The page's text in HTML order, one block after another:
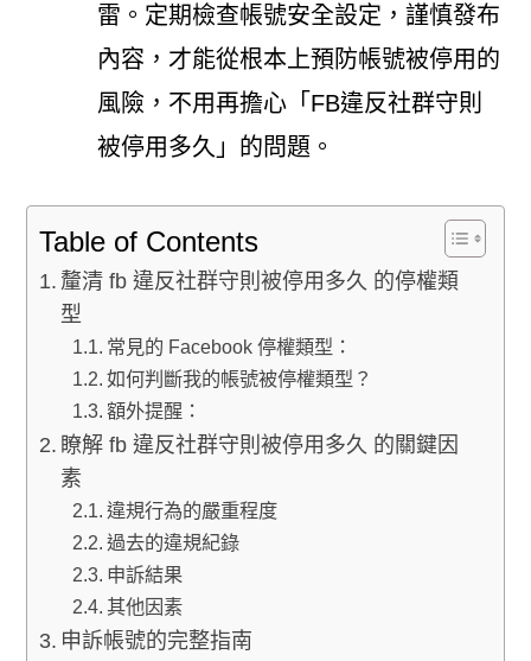
雷。定期檢查帳號安全設定，謹慎發布
內容，才能從根本上預防帳號被停用的
風險，不用再擔心「FB違反社群守則
被停用多久」的問題。
Table of Contents
釐清 fb 違反社群守則被停用多久 的停權類
型
常見的 Facebook 停權類型：
如何判斷我的帳號被停權類型？
額外提醒：
瞭解 fb 違反社群守則被停用多久 的關鍵因
素
違規行為的嚴重程度
過去的違規紀錄
申訴結果
其他因素
申訴帳號的完整指南